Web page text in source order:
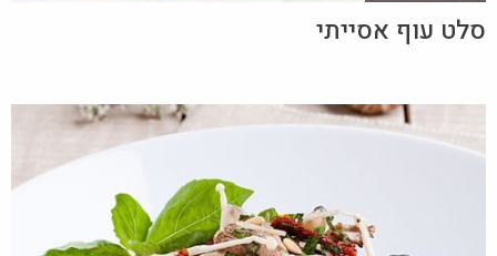
סלט עוף אסייתי